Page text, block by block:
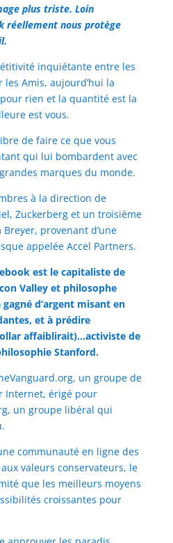
plus triste. Loin
réellement nous protège
inquiétante entre les
Amis, aujourd’hui la
rien et la quantité est la
est vous.
de faire ce que vous
qui lui bombardent avec
marques du monde.
à la direction de
Zuckerberg et un troisième
provenant d’une
appelée Accel Partners.
est le capitaliste de
Valley et philosophe
d’argent misant en
et à prédire
affaiblirait)…activiste de
Stanford.
un groupe de
Internet, érigé pour
un groupe libéral qui
communauté en ligne des
valeurs conservateurs, le
que les meilleurs moyens
croissantes pour